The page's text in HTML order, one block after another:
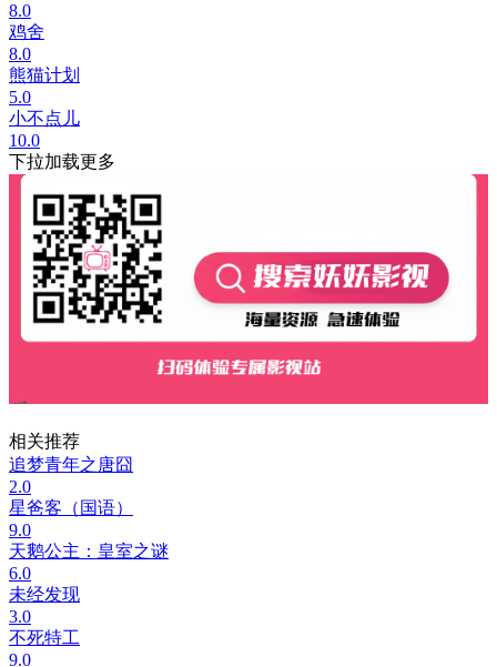
8.0
鸡舍
8.0
熊猫计划
5.0
小不点儿
10.0
下拉加载更多
相关推荐
追梦青年之唐囧
2.0
星爸客（国语）
9.0
天鹅公主：皇室之谜
6.0
未经发现
3.0
不死特工
9.0